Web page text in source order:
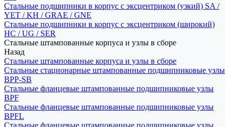
Стальные подшипники в корпус с эксцентриком (узкий) SA /
YET / KH / GRAE / GNE
Стальные подшипники в корпус с эксцентриком (широкий)
HC / UG / SER
Стальные штампованные корпуса и узлы в сборе
Назад
Стальные штампованные корпуса и узлы в сборе
Стальные стационарные штампованные подшипниковые узлы
BPP-SB
Стальные фланцевые штампованные подшипниковые узлы
BPF
Стальные фланцевые штампованные подшипниковые узлы
BPFL
Стальные фланцевые штампованные подшипниковые узлы